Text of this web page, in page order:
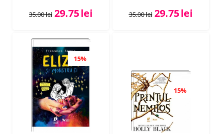
35.00lei 29.75lei 35.00lei 29.75lei
15%
15%